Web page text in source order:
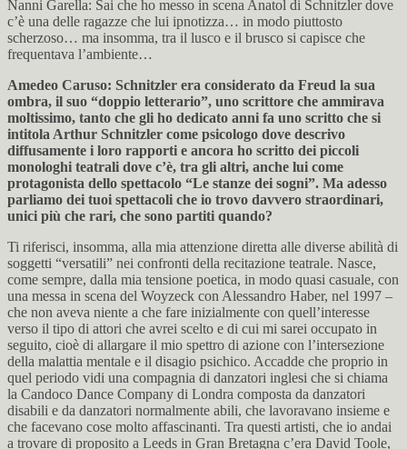
Nanni Garella: Sai che ho messo in scena Anatol di Schnitzler dove
c’è una delle ragazze che lui ipnotizza… in modo piuttosto
scherzoso… ma insomma, tra il lusco e il brusco si capisce che
frequentava l’ambiente…
Amedeo Caruso: Schnitzler era considerato da Freud la sua
ombra, il suo “doppio letterario”, uno scrittore che ammirava
moltissimo, tanto che gli ho dedicato anni fa uno scritto che si
intitola Arthur Schnitzler come psicologo dove descrivo
diffusamente i loro rapporti e ancora ho scritto dei piccoli
monologhi teatrali dove c’è, tra gli altri, anche lui come
protagonista dello spettacolo “Le stanze dei sogni”. Ma adesso
parliamo dei tuoi spettacoli che io trovo davvero straordinari,
unici più che rari, che sono partiti quando?
Ti riferisci, insomma, alla mia attenzione diretta alle diverse abilità di
soggetti “versatili” nei confronti della recitazione teatrale. Nasce,
come sempre, dalla mia tensione poetica, in modo quasi casuale, con
una messa in scena del Woyzeck con Alessandro Haber, nel 1997 –
che non aveva niente a che fare inizialmente con quell’interesse
verso il tipo di attori che avrei scelto e di cui mi sarei occupato in
seguito, cioè di allargare il mio spettro di azione con l’intersezione
della malattia mentale e il disagio psichico. Accadde che proprio in
quel periodo vidi una compagnia di danzatori inglesi che si chiama
la Candoco Dance Company di Londra composta da danzatori
disabili e da danzatori normalmente abili, che lavoravano insieme e
che facevano cose molto affascinanti. Tra questi artisti, che io andai
a trovare di proposito a Leeds in Gran Bretagna c’era David Toole,